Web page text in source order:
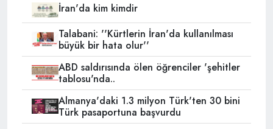
İran'da kim kimdir
Talabani: ''Kürtlerin İran'da kullanılması
büyük bir hata olur''
ABD saldırısında ölen öğrenciler 'şehitler
tablosu'nda..
Almanya'daki 1.3 milyon Türk'ten 30 bini
Türk pasaportuna başvurdu